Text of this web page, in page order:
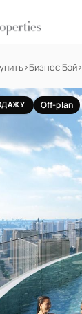
›Бизнес Бэй›
Off-plan